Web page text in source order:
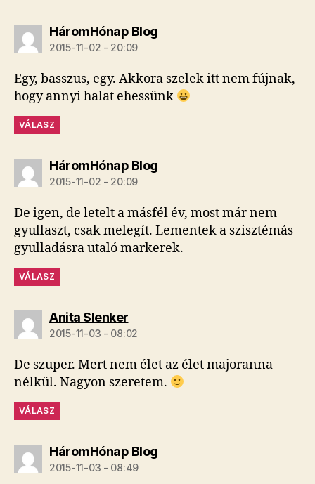
HáromHónap Blogszerint:
2015-11-02 - 20:09
Egy, basszus, egy. Akkora szelek itt nem fújnak,
hogy annyi halat ehessünk
VÁLASZ
HáromHónap Blogszerint:
2015-11-02 - 20:09
De igen, de letelt a másfél év, most már nem
gyullaszt, csak melegít. Lementek a szisztémás
gyulladásra utaló markerek.
VÁLASZ
Anita Slenkerszerint:
2015-11-03 - 08:02
De szuper. Mert nem élet az élet majoranna
nélkül. Nagyon szeretem.
VÁLASZ
HáromHónap Blogszerint:
2015-11-03 - 08:49